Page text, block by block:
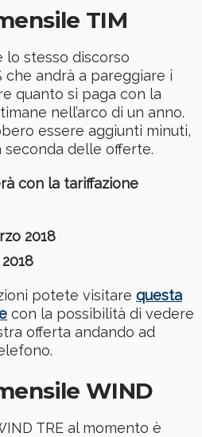
TIM
lo stesso discorso
che andrà a pareggiare i
quanto si paga con la
nell’arco di un anno.
essere aggiunti minuti,
seconda delle offerte.
con la tariffazione
2018
potete visitare questa
con la possibilità di vedere
offerta andando ad
WIND
TRE al momento è